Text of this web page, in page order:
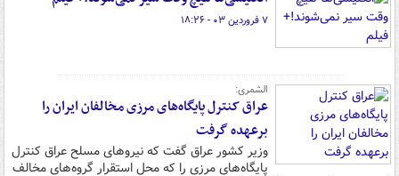
۷ فروردین ۰۳ - ۱۸:۲۶
الشمری:
عراق کنترل پایگاه‌های مرزی مخالفان ایران را
برعهده گرفت
وزیر کشور عراق گفت که نیروهای مسلح عراق کنترل
پایگاه‌های مرزی را که محل استقرار گروه‌های مخالف